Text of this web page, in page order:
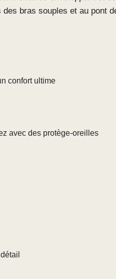
bras souples et au pont
confort ultime
avec des protège-oreilles